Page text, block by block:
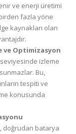
ve enerji üretimi
fazla yöne
kaynakları olan
ve Optimizasyon
izleme
Bu,
tespiti ve
konusunda
doğrudan batarya